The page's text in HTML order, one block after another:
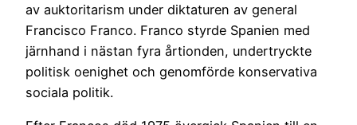
av auktoritarism under diktaturen av general
Francisco Franco. Franco styrde Spanien med
järnhand i nästan fyra årtionden, undertryckte
politisk oenighet och genomförde konservativa
sociala politik.